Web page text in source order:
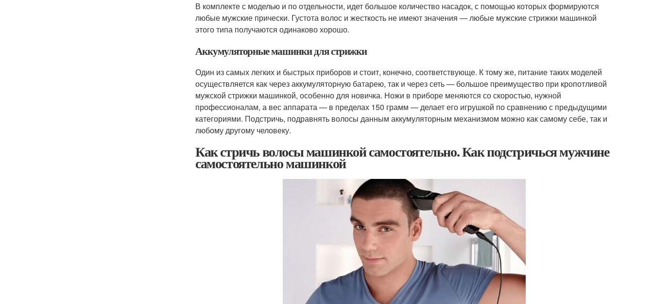
В комплекте с моделью и по отдельности, идет большое количество насадок, с помощью которых формируются
любые мужские прически. Густота волос и жесткость не имеют значения — любые мужские стрижки машинкой
этого типа получаются одинаково хорошо.
Аккумуляторные машинки для стрижки
Один из самых легких и быстрых приборов и стоит, конечно, соответствующе. К тому же, питание таких моделей
осуществляется как через аккумуляторную батарею, так и через сеть — большое преимущество при кропотливой
мужской стрижки машинкой, особенно для новичка. Ножи в приборе меняются со скоростью, нужной
профессионалам, а вес аппарата — в пределах 150 грамм — делает его игрушкой по сравнению с предыдущими
категориями. Подстричь, подравнять волосы данным аккумуляторным механизмом можно как самому себе, так и
любому другому человеку.
Как стричь волосы машинкой самостоятельно. Как подстричься мужчине
самостоятельно машинкой